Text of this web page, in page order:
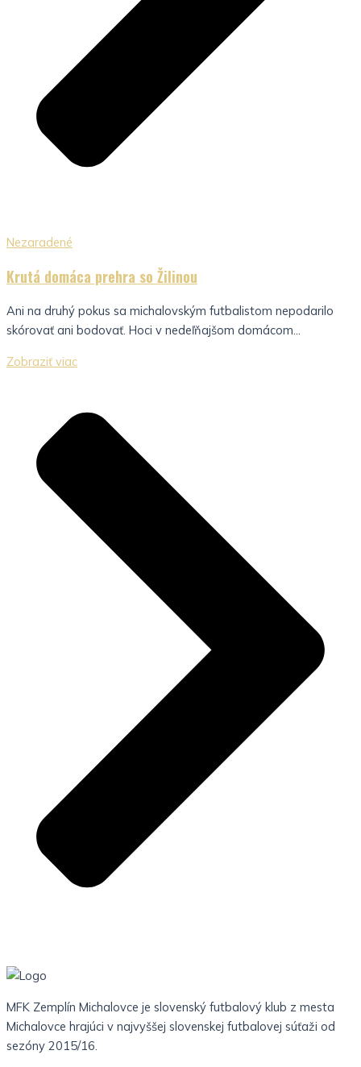
Nezaradené
Krutá domáca prehra so Žilinou
Ani na druhý pokus sa michalovským futbalistom nepodarilo
skórovať ani bodovať. Hoci v nedeľňajšom domácom...
Zobraziť viac
MFK Zemplín Michalovce je slovenský futbalový klub z mesta
Michalovce hrajúci v najvyššej slovenskej futbalovej súťaži od
sezóny 2015/16.